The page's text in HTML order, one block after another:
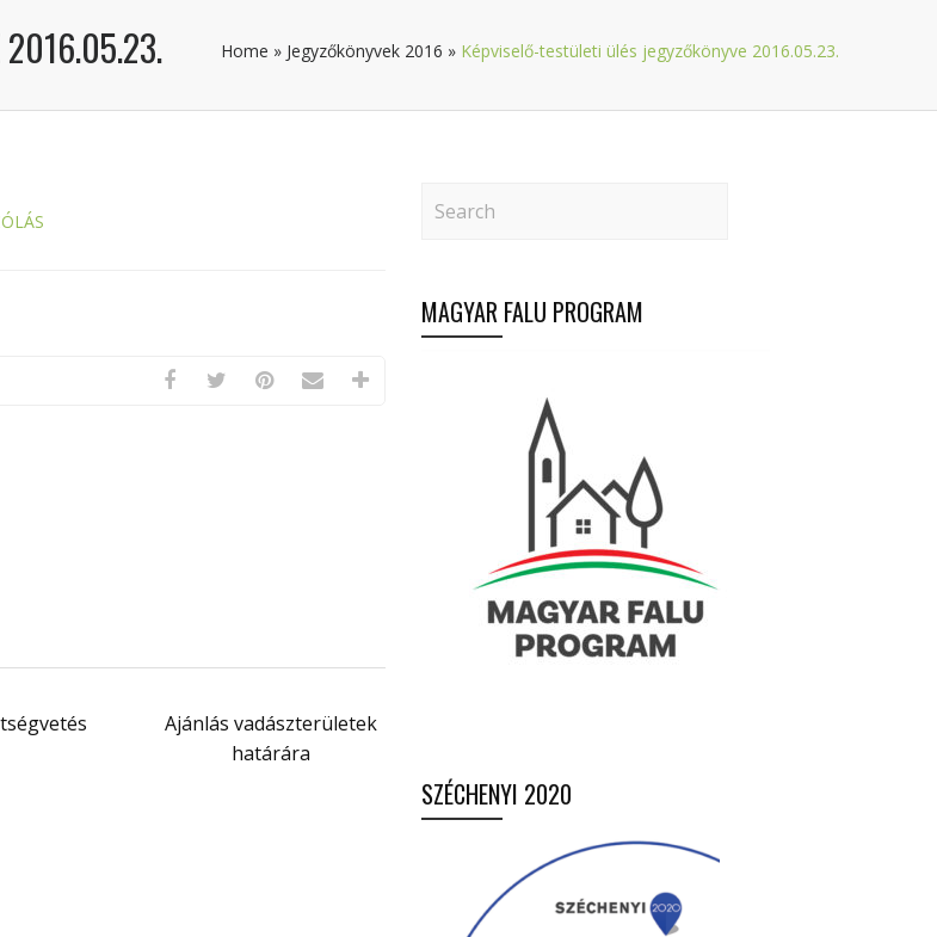
2016.05.23. Home » Jegyzőkönyvek 2016 » Képviselő-testületi ülés jegyzőkönyve 2016.05.23.
Ajánlás vadászterületek
határára
MAGYAR FALU PROGRAM
SZÉCHENYI 2020